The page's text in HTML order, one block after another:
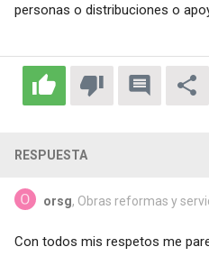
personas o distribuciones o
RESPUESTA
orsg, Obras reformas y
Con todos mis respetos me